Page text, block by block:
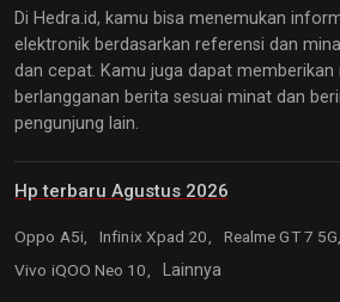
Di Hedra.id, kamu bisa menemukan
elektronik berdasarkan referensi dan
dan cepat. Kamu juga dapat memberikan
berlangganan berita sesuai minat dan
pengunjung lain.
Hp terbaru Agustus 2026
Oppo A5i, Infinix Xpad 20, Realme GT 7 5G,
Vivo iQOO Neo 10,
Lainnya